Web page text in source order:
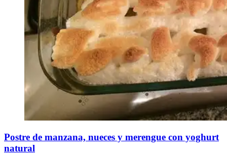
Postre de manzana, nueces y merengue con yoghurt
natural